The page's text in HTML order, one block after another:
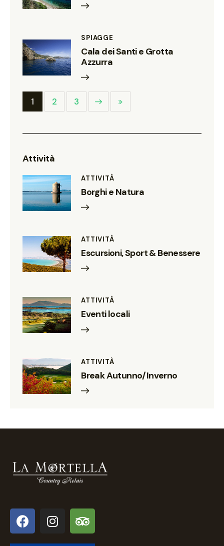
SPIAGGE
Cala dei Santi e Grotta
Azzurra
1 2 3
Next Last
Attività
ATTIVITÀ
Borghi e Natura
ATTIVITÀ
Escursioni, Sport & Benessere
ATTIVITÀ
Eventi locali
ATTIVITÀ
Break Autunno/Inverno